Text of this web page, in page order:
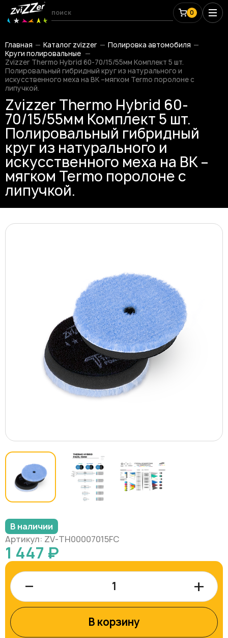
0
Главная Каталог zvizzer
Полировка автомобиля
Круги полировальные
Zvizzer Thermo Hybrid 60-70/15/55мм Комплект 5 шт.
Полировальный гибридный круг из натурального и
искусственного меха на BK –мягком Termo поролоне с
липучкой.
Zvizzer Thermo Hybrid 60-
70/15/55мм Комплект 5 шт.
Полировальный гибридный
круг из натурального и
искусственного меха на BK –
мягком Termo поролоне с
липучкой.
В наличии
Артикул: ZV-TH00007015FC
1 447 ₽
– +
В корзину